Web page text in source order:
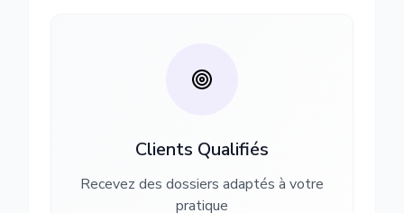
Clients Qualifiés
Recevez des dossiers adaptés à votre
pratique